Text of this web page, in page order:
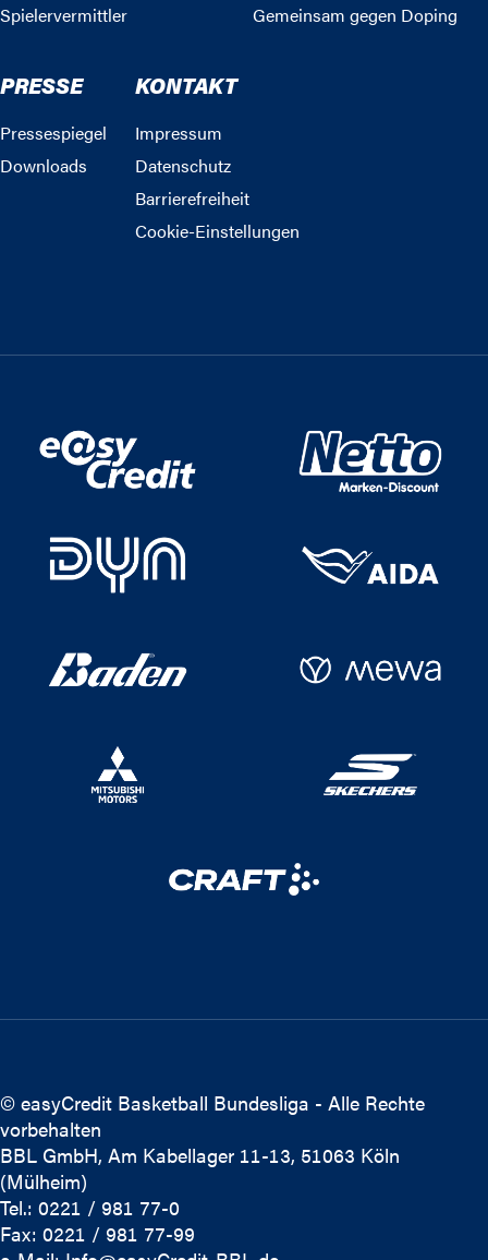
Spielervermittler
Gemeinsam gegen Doping
PRESSE
Pressespiegel
Downloads
KONTAKT
Impressum
Datenschutz
Barrierefreiheit
Cookie-Einstellungen
© easyCredit Basketball Bundesliga - Alle Rechte
vorbehalten
BBL GmbH, Am Kabellager 11-13, 51063 Köln
(Mülheim)
Tel.: 0221 / 981 77-0
Fax: 0221 / 981 77-99